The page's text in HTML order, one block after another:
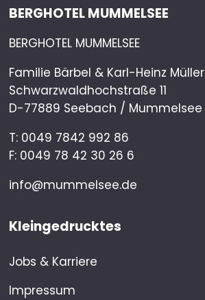
BERGHOTEL MUMMELSEE
BERGHOTEL MUMMELSEE
Familie Bärbel & Karl-Heinz Müller
Schwarzwaldhochstraße 11
D-77889 Seebach / Mummelsee
T: 0049 7842 992 86
F: 0049 78 42 30 26 6
info@mummelsee.de
Kleingedrucktes
Jobs & Karriere
Impressum